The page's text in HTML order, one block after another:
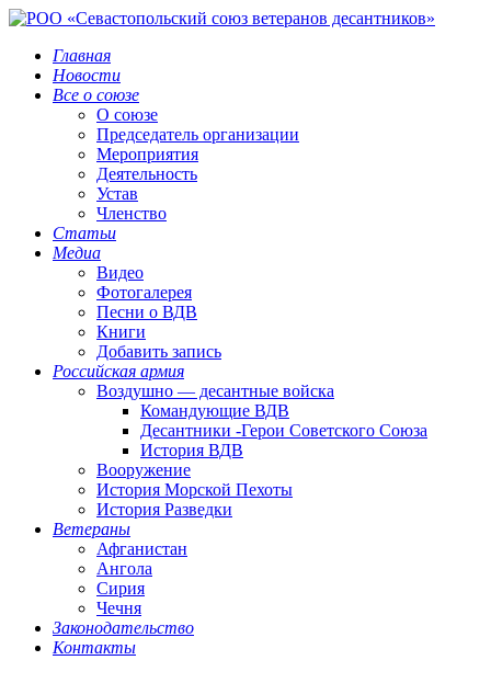
Главная
Новости
Все о союзе
О союзе
Председатель организации
Мероприятия
Деятельность
Устав
Членство
Статьи
Медиа
Видео
Фотогалерея
Песни о ВДВ
Книги
Добавить запись
Российская армия
Воздушно — десантные войска
Командующие ВДВ
Десантники -Герои Советского Союза
История ВДВ
Вооружение
История Морской Пехоты
История Разведки
Ветераны
Афганистан
Ангола
Сирия
Чечня
Законодательство
Контакты